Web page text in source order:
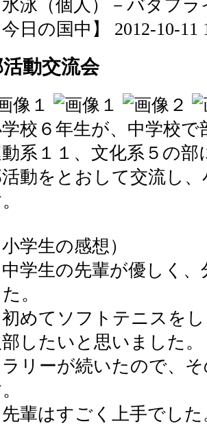
泳（個人）－バタフラ
今日の国中】 2012-10-11
動交流会
校６年生が、中学校
系１１、文化系５の
動をとおして交流し
小学生の感想）
中学生の先輩が優しく
。
めてソフトテニスを
部したいと思いました。
ラリーが続いたので、
輩はすごく上手でした